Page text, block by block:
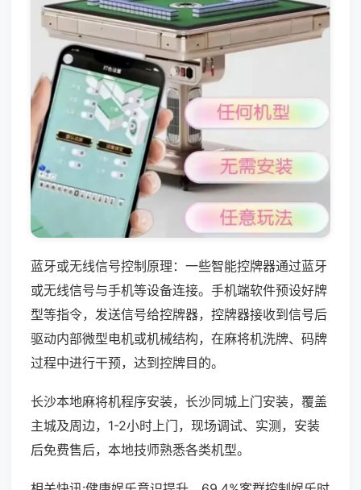
蓝牙或无线信号控制原理：一些智能控牌器通过蓝牙
或无线信号与手机等设备连接。手机端软件预设好牌
型等指令，发送信号给控牌器，控牌器接收到信号后
驱动内部微型电机或机械结构，在麻将机洗牌、码牌
过程中进行干预，达到控牌目的。
长沙本地麻将机程序安装，长沙同城上门安装，覆盖
主城及周边，1-2小时上门，现场调试、实测，安装
后免费售后，本地技师熟悉各类机型。